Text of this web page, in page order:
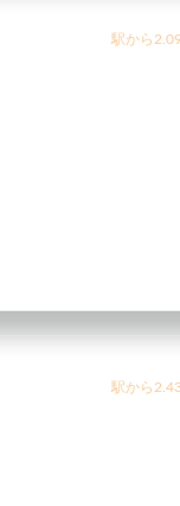
駅から
駅から